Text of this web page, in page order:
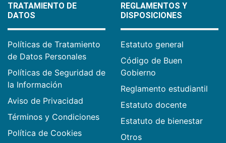
TRATAMIENTO DE
DATOS
Políticas de Tratamiento
de Datos Personales
Políticas de Seguridad de
la Información
Aviso de Privacidad
Términos y Condiciones
Política de Cookies
REGLAMENTOS Y
DISPOSICIONES
Estatuto general
Código de Buen
Gobierno
Reglamento estudiantil
Estatuto docente
Estatuto de bienestar
Otros